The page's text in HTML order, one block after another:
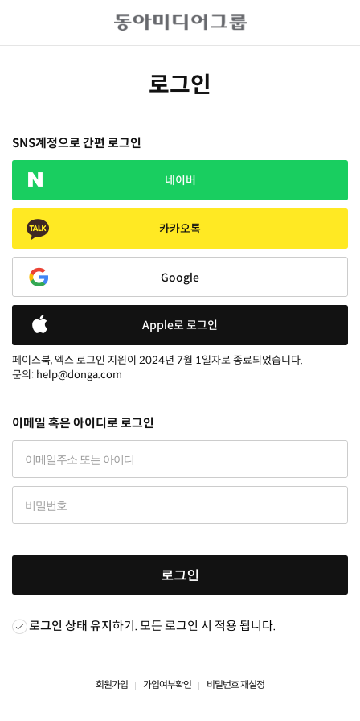
로그인
SNS계정으로 간편 로그인
네이버
카카오톡
Google
Apple로 로그인
페이스북, 엑스 로그인 지원이 2024년 7월 1일자로 종료되었습니다.
문의: help@donga.com
이메일 혹은 아이디로 로그인
로그인
로그인 상태 유지하기. 모든 로그인 시 적용 됩니다.
회원가입 가입여부확인 비밀번호 재설정